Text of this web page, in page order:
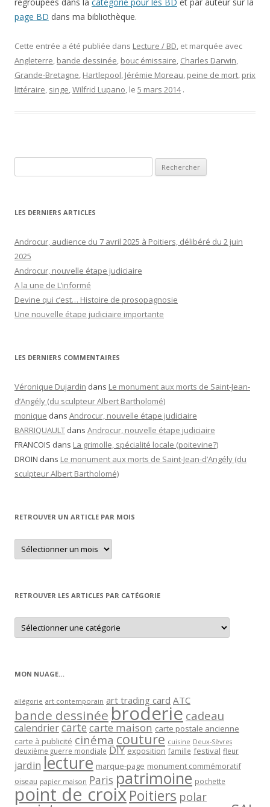
page BD dans ma bibliothèque.
Cette entrée a été publiée dans Lecture / BD, et marquée avec
Angleterre, bande dessinée, bouc émissaire, Charles Darwin,
Grande-Bretagne, Hartlepool, Jérémie Moreau, peine de mort, prix
littéraire, singe,Wilfrid Lupano, le 5 mars 2014 .
LES DERNIERS ARTICLES
Androcur, audience du 7 avril 2025 à Poitiers, délibéré du 2 juin
2025
Androcur, nouvelle étape judiciaire
A la une de L’informé
Devine qui c’est… Histoire de prosopagnosie
Une nouvelle étape judiciaire importante
LES DERNIERS COMMENTAIRES
Véronique Dujardin dans Le monument aux morts de Saint-Jean-
d’Angély (du sculpteur Albert Bartholomé)
monique dans Androcur, nouvelle étape judiciaire
BARRIQUAULT dans Androcur, nouvelle étape judiciaire
FRANCOIS dans La grimolle, spécialité locale (poitevine?)
DROIN dans Le monument aux morts de Saint-Jean-d’Angély (du
sculpteur Albert Bartholomé)
RETROUVER UN ARTICLE PAR MOIS
Retrouver
un
article
RETROUVER LES ARTICLES PAR CATÉGORIE
Retrouver
les
articles
MON NUAGE…
allégorie art contemporain art trading card ATC
bande dessinée broderie cadeau
calendriercartecarte maison carte postale ancienne
carte à publicité cinéma couture cuisine Deux-Sèvres
deuxième guerre mondiale DIY exposition famille festival fleur
jardin lecture marque-page monument commémoratif
oiseau papier maison Paris patrimoine pochette
point de croixPoitiers polar